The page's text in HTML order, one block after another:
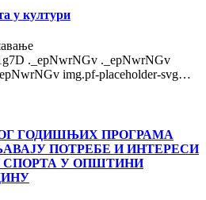
у култури
._epNwrNGv ._epNwrNGv
img.pf-placeholder-svg…
ГОДИШЊИХ ПРОГРАМА
ПОТРЕБЕ И ИНТЕРЕСИ
СПОРТА У ОПШТИНИ